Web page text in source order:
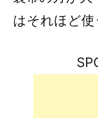
はそれほど使